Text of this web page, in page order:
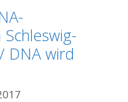
DNA wird